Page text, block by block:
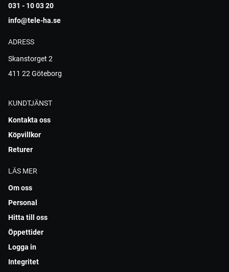
031 - 10 03 20
info@tele-ha.se
ADRESS
Skanstorget 2
411 22 Göteborg
KUNDTJÄNST
Kontakta oss
Köpvillkor
Returer
LÄS MER
Om oss
Personal
Hitta till oss
Öppettider
Logga in
Integritet